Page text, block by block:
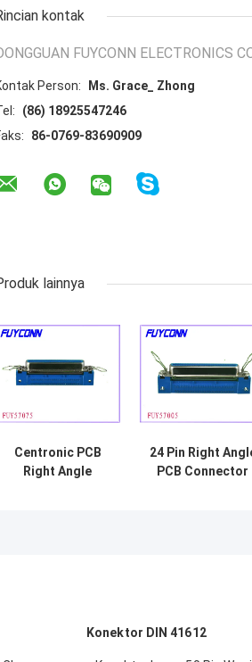
kontak
FUYCONN ELECTRONICS
Person:
Ms. Grace_ Zhong
(86) 18925547246
86-0769-83690909
lainnya
Centronic PCB
Right Angle
24 Pin Right
PCB Connector
Konektor DIN 41612